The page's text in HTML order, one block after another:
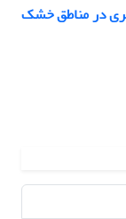
در مناطق خشک